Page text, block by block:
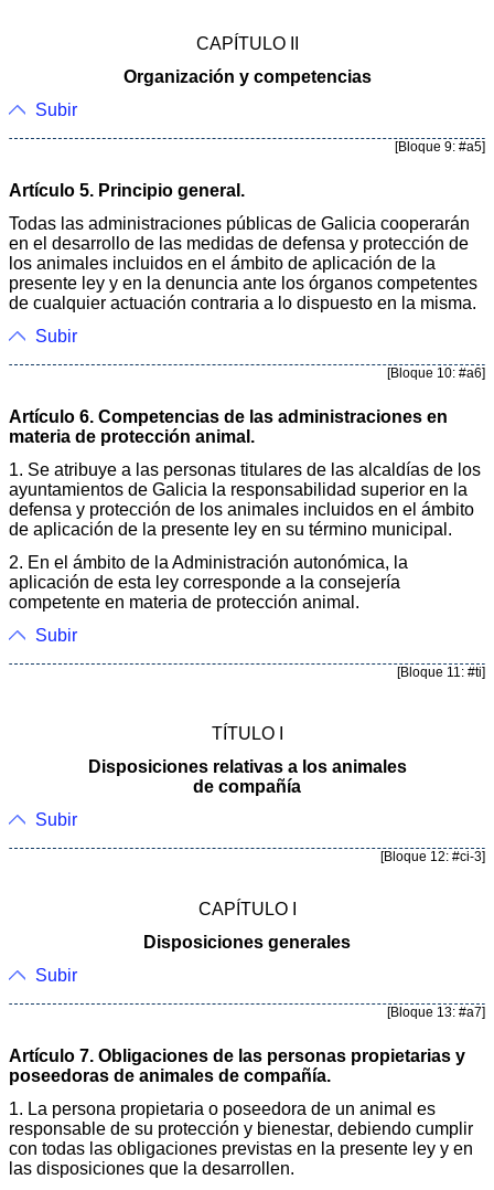
CAPÍTULO II
Organización y competencias
Subir
[Bloque 9: #a5]
Artículo 5. Principio general.
Todas las administraciones públicas de Galicia cooperarán
en el desarrollo de las medidas de defensa y protección de
los animales incluidos en el ámbito de aplicación de la
presente ley y en la denuncia ante los órganos competentes
de cualquier actuación contraria a lo dispuesto en la misma.
Subir
[Bloque 10: #a6]
Artículo 6. Competencias de las administraciones en
materia de protección animal.
1. Se atribuye a las personas titulares de las alcaldías de los
ayuntamientos de Galicia la responsabilidad superior en la
defensa y protección de los animales incluidos en el ámbito
de aplicación de la presente ley en su término municipal.
2. En el ámbito de la Administración autonómica, la
aplicación de esta ley corresponde a la consejería
competente en materia de protección animal.
Subir
[Bloque 11: #ti]
TÍTULO I
Disposiciones relativas a los animales
de compañía
Subir
[Bloque 12: #ci-3]
CAPÍTULO I
Disposiciones generales
Subir
[Bloque 13: #a7]
Artículo 7. Obligaciones de las personas propietarias y
poseedoras de animales de compañía.
1. La persona propietaria o poseedora de un animal es
responsable de su protección y bienestar, debiendo cumplir
con todas las obligaciones previstas en la presente ley y en
las disposiciones que la desarrollen.